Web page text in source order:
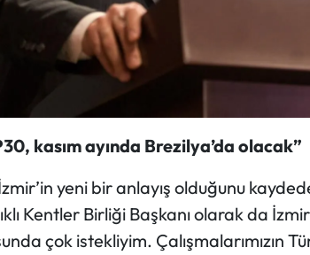
kasım ayında Brezilya’da olacak”
yeni bir anlayış olduğunu
Kentler Birliği Başkanı olarak da
çok istekliyim. Çalışmalarımızın